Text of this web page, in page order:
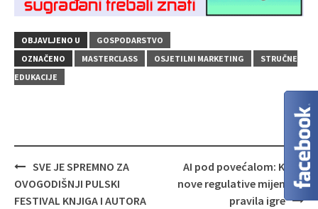
OBJAVLJENO U
GOSPODARSTVO
OZNAČENO
MASTERCLASS OSJETILNI MARKETING
STRUČNE
EDUKACIJE
Navigacija
objava
SVE JE SPREMNO ZA
OVOGODIŠNJI PULSKI
FESTIVAL KNJIGA I AUTORA
AI pod povećalom: Kako
nove regulative mijenjaju
pravila igre